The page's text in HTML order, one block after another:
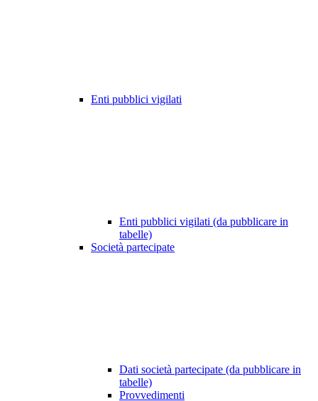
Enti pubblici vigilati
Enti pubblici vigilati (da pubblicare in
tabelle)
Società partecipate
Dati società partecipate (da pubblicare in
tabelle)
Provvedimenti